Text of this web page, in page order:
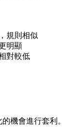
規則相似
明顯
對較低
機會進行套利。